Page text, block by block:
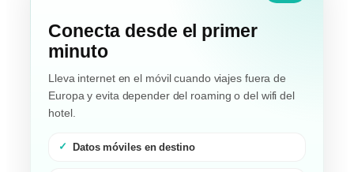
Conecta desde el primer
minuto
Lleva internet en el móvil cuando viajes fuera de
Europa y evita depender del roaming o del wifi del
hotel.
Datos móviles en destino